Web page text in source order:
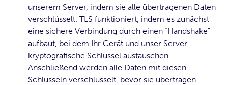
unserem Server, indem sie alle übertragenen Daten
verschlüsselt. TLS funktioniert, indem es zunächst
eine sichere Verbindung durch einen “Handshake"
aufbaut, bei dem Ihr Gerät und unser Server
kryptografische Schlüssel austauschen.
Anschließend werden alle Daten mit diesen
Schlüsseln verschlüsselt, bevor sie übertragen